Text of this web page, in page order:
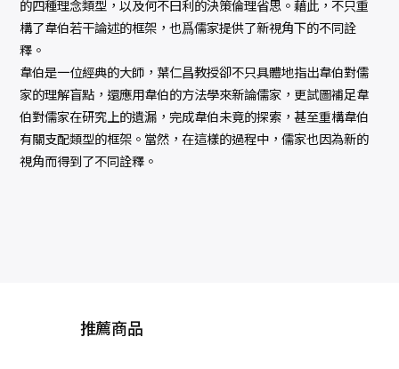
的四種理念類型，以及何不曰利的決策倫理省思。藉此，不只重
構了韋伯若干論述的框架，也爲儒家提供了新視角下的不同詮
釋。
韋伯是一位經典的大師，葉仁昌教授卻不只具體地指出韋伯對儒
家的理解盲點，還應用韋伯的方法學來新論儒家，更試圖補足韋
伯對儒家在研究上的遺漏，完成韋伯未竟的探索，甚至重構韋伯
有關支配類型的框架。當然，在這樣的過程中，儒家也因為新的
視角而得到了不同詮釋。
推薦商品